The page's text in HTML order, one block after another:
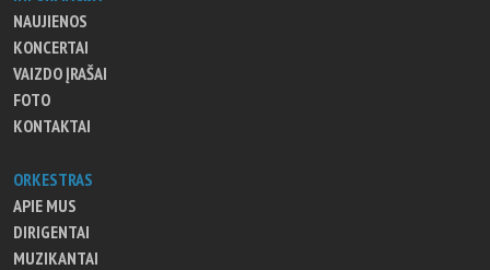
NAUJIENOS
KONCERTAI
VAIZDO ĮRAŠAI
FOTO
KONTAKTAI
ORKESTRAS
APIE MUS
DIRIGENTAI
MUZIKANTAI